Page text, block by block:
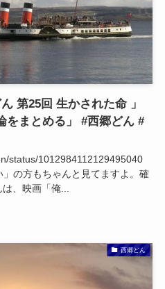
第25回 生かされた命 」
をまとめる」 #西郷どん #
status/1012984112129495040
の方もちゃんと見てますよ。確
、映画「俺...
西郷どん